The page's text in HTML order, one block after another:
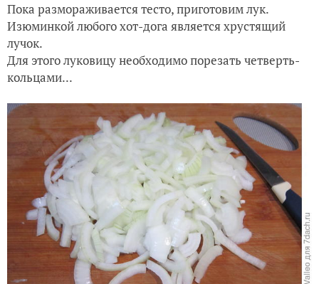
Пока размораживается тесто, приготовим лук.
Изюминкой любого хот-дога является хрустящий
лучок.
Для этого луковицу необходимо порезать четверть-
кольцами...